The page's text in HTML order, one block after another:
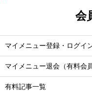
会
マイメニュー登録・ログイ
マイメニュー退会（有料会
有料記事一覧